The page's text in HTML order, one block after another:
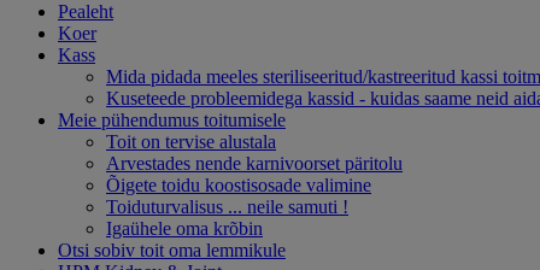
Pealeht
Koer
Kass
Mida pidada meeles steriliseeritud/kastreeritud kassi
Kuseteede probleemidega kassid - kuidas saame neid
Meie pühendumus toitumisele
Toit on tervise alustala
Arvestades nende karnivoorset päritolu
Õigete toidu koostisosade valimine
Toiduturvalisus ... neile samuti !
Igaühele oma krõbin
Otsi sobiv toit oma lemmikule